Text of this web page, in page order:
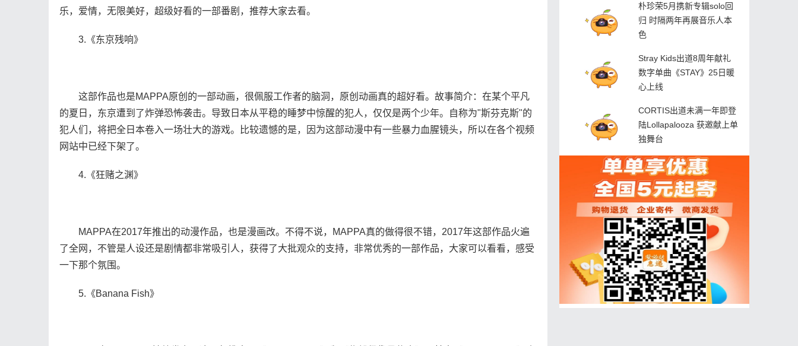
乐，爱情，无限美好，超级好看的一部番剧，推荐大家去看。
3.《东京残响》
这部作品也是MAPPA原创的一部动画，很佩服工作者的脑洞，原创动画真的超好看。故事简介：在某个平凡
的夏日，东京遭到了炸弹恐怖袭击。导致日本从平稳的睡梦中惊醒的犯人，仅仅是两个少年。自称为"斯芬克斯"的
犯人们，将把全日本卷入一场壮大的游戏。比较遗憾的是，因为这部动漫中有一些暴力血腥镜头，所以在各个视频
网站中已经下架了。
4.《狂赌之渊》
MAPPA在2017年推出的动漫作品，也是漫画改。不得不说，MAPPA真的做得很不错，2017年这部作品火遍
了全网，不管是人设还是剧情都非常吸引人，获得了大批观众的支持，非常优秀的一部作品，大家可以看看，感受
一下那个氛围。
5.《Banana Fish》
朴珍荣5月携新专辑solo回
归 时隔两年再展音乐人本
色
Stray Kids出道8周年献礼
数字单曲《STAY》25日暖
心上线
CORTIS出道未满一年即登
陆Lollapalooza 获邀献上单
独舞台